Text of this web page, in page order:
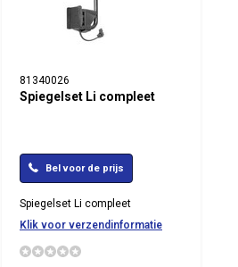
81340026
Spiegelset Li compleet
Bel voor de prijs
Spiegelset Li compleet
Klik voor verzendinformatie